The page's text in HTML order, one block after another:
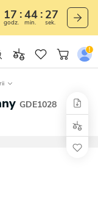
17
godz.
44
min.
26
sek.
GDE1028